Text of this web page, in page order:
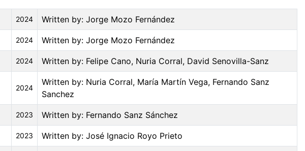
2024 Written by: Jorge Mozo Fernández
2024 Written by: Jorge Mozo Fernández
2024 Written by: Felipe Cano, Nuria Corral, David Senovilla-Sanz
2024
Written by: Nuria Corral, María Martín Vega, Fernando Sanz
Sanchez
2023 Written by: Fernando Sanz Sánchez
2023 Written by: José Ignacio Royo Prieto